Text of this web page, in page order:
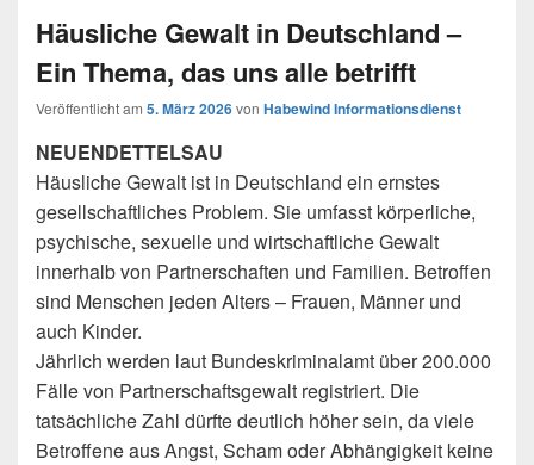
Häusliche Gewalt in Deutschland –
Ein Thema, das uns alle betrifft
Veröffentlicht am 5. März 2026von Habewind Informationsdienst
NEUENDETTELSAU
Häusliche Gewalt ist in Deutschland ein ernstes
gesellschaftliches Problem. Sie umfasst körperliche,
psychische, sexuelle und wirtschaftliche Gewalt
innerhalb von Partnerschaften und Familien. Betroffen
sind Menschen jeden Alters – Frauen, Männer und
auch Kinder.
Jährlich werden laut Bundeskriminalamt über 200.000
Fälle von Partnerschaftsgewalt registriert. Die
tatsächliche Zahl dürfte deutlich höher sein, da viele
Betroffene aus Angst, Scham oder Abhängigkeit keine